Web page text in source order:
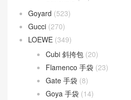
Fendi (582)
Baguette
By The Way (23)
Fendigraphy (18)
Peekaboo (107)
Sunshine(10)